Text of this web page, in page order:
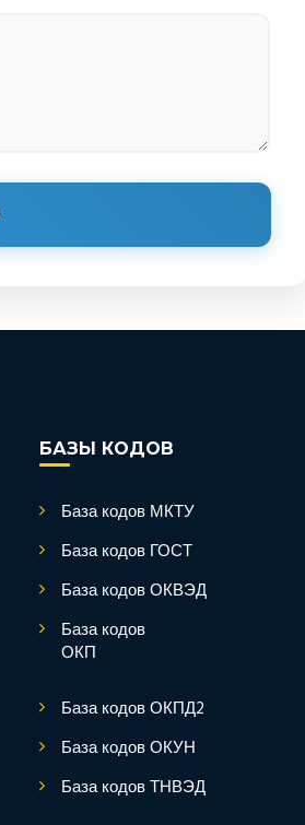
БАЗЫ КОДОВ
База кодов МКТУ
База кодов ГОСТ
База кодов ОКВЭД
База кодов
ОКП
База кодов ОКПД2
База кодов ОКУН
База кодов ТНВЭД